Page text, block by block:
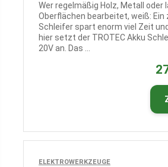
Wer regelmäßig Holz, Metall oder
Oberflächen bearbeitet, weiß: Ein
Schleifer spart enorm viel Zeit
hier setzt der TROTEC Akku
20V an. Das ...
ELEKTROWERKZEUGE